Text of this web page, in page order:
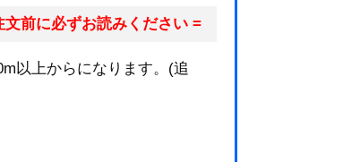
文前に必ずお読みください =
以上からになります。(追